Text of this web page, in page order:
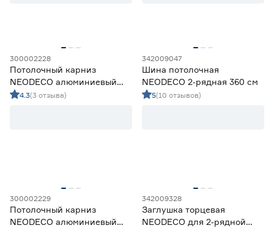
1 3
Orbis
УЮТ
300002228
Потолочный карниз
NEODECO алюминиевый
2‑рядный 180 см белый
4.3(3 отзыва)
342009047
Шина потолочная
NEODECO 2‑рядная 360 см
5(10 отзывов)
300002229
Потолочный карниз
NEODECO алюминиевый
342009328
Заглушка торцевая
NEODECO для 2‑рядной